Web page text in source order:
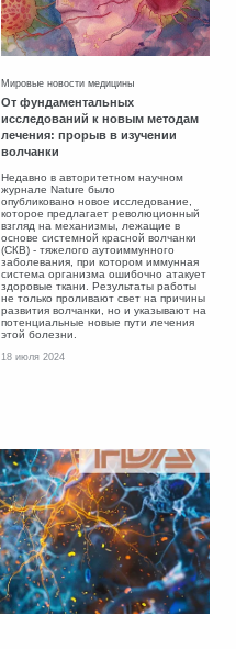
Мировые новости медицины
От фундаментальных
исследований к новым методам
лечения: прорыв в изучении
волчанки
Недавно в авторитетном научном
журнале Nature было
опубликовано новое исследование,
которое предлагает революционный
взгляд на механизмы, лежащие в
основе системной красной волчанки
(СКВ) - тяжелого аутоиммунного
заболевания, при котором иммунная
система организма ошибочно атакует
здоровые ткани. Результаты работы
не только проливают свет на причины
развития волчанки, но и указывают на
потенциальные новые пути лечения
этой болезни.
18 июля 2024